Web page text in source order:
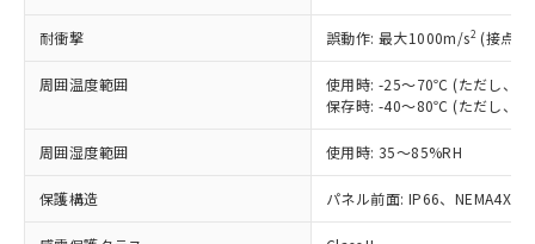
耐衝撃 誤動作: 最大1000m/s2 (接点
周囲温度範囲
使用時: -25～70℃ (ただし、氷
保存時: -40～80℃ (ただし、氷
周囲湿度範囲 使用時: 35～85%RH
保護構造 パネル前面: IP66、NEMA4X,
覧された時点での実際の在庫および標
準価格とは異なる場合があることをご
正式な納期状況および標準価格はお客
様のお取引先、またはお客様担当のオ
ムロン制御機器販売店・当社販売員に
オムロン制御機器販売店や当社販売拠
販売ネットワーク
」をご確認
六価クロム(Cr(Ⅵ)) 1000ppm以下、ポリ臭化ビフェニル
類(PBB) 1000ppm以下、ポリ臭化ジフェニルエーテル類
(PBDE) 1000ppm以下、フタル酸ビス(2-エチルヘキシ
ル) (DEHP)(別名：DOP) 1000ppm以下、フタル酸ブチ
ルベンジル（BBP） 1000ppm以下、フタル酸ジブチル
（DBP） 1000ppm以下、フタル酸ジイソブチル
(DIBP) 1000ppm以下
但し、RoHS指令で産業用監視および制御機器に対する
フタル酸エステル類の４物質については閾値を超える意
図的な使用がないことを確認しています。
Cr(Ⅵ)(六価クロム) : 1000ppm、 PBBs(ポリ臭化ビフェ
ニル類) : 1000ppm、 PBDEs(ポリ臭化ジフェニルエーテ
ル類) : 1000ppm、
DBP(フタル酸ジブチル) : 1000ppm、 DIBP(フタル酸ジ
イソブチル) : 1000ppm、 BBP(フタル酸ブチルベンジ
ル) : 1000ppm、
※2 環境保護使用期限
国政府の輸出許可(または役務取引許
可)を取得するなどの必要な手続きを
当社は規制貨物を破棄する場合は、完
全に破砕するなど、違法に輸出されな
いよう必要な手段を講じます。
当社は貴社製品を、核兵器、ミサイ
ル、化学兵器、生物兵器またはその他
武器並びにこれらの製造装置等に一切
○ 一定数以上の在庫あり
一定数には満たないが在庫あり
在庫なし(最新の在庫状況につ
いては、お客様のお取引先、ま